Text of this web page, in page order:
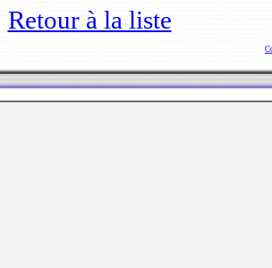
Retour à la liste